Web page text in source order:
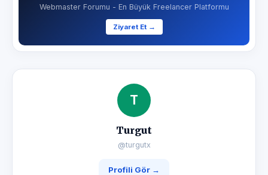
Webmaster Forumu - En Büyük Freelancer Platformu
Ziyaret Et →
T
Turgut
@turgutx
Profili Gör →